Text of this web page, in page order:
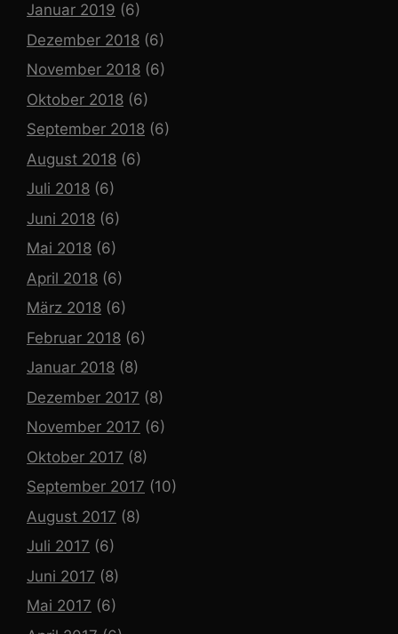
Januar 2019 (6)
Dezember 2018 (6)
November 2018 (6)
Oktober 2018 (6)
September 2018 (6)
August 2018 (6)
Juli 2018 (6)
Juni 2018 (6)
Mai 2018 (6)
April 2018 (6)
März 2018 (6)
Februar 2018 (6)
Januar 2018 (8)
Dezember 2017 (8)
November 2017 (6)
Oktober 2017 (8)
September 2017 (10)
August 2017 (8)
Juli 2017 (6)
Juni 2017 (8)
Mai 2017 (6)